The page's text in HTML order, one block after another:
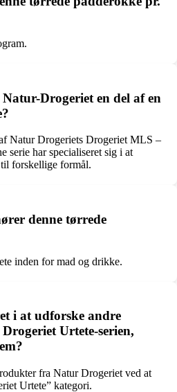
Drogeriet en del af en
Natur Drogeriets Drogeriet MLS –
serie har specialiseret sig i at
forskellige formål.
denne tørrede
inden for mad og drikke.
i at udforske andre
Urtete-serien,
fra Natur Drogeriet ved at
Urtete” kategori.